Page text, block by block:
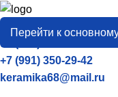
Перейти к
город
Тамбов
+7 (906) 657-33-54
+7 (991) 350-29-42
keramika68@mail.ru